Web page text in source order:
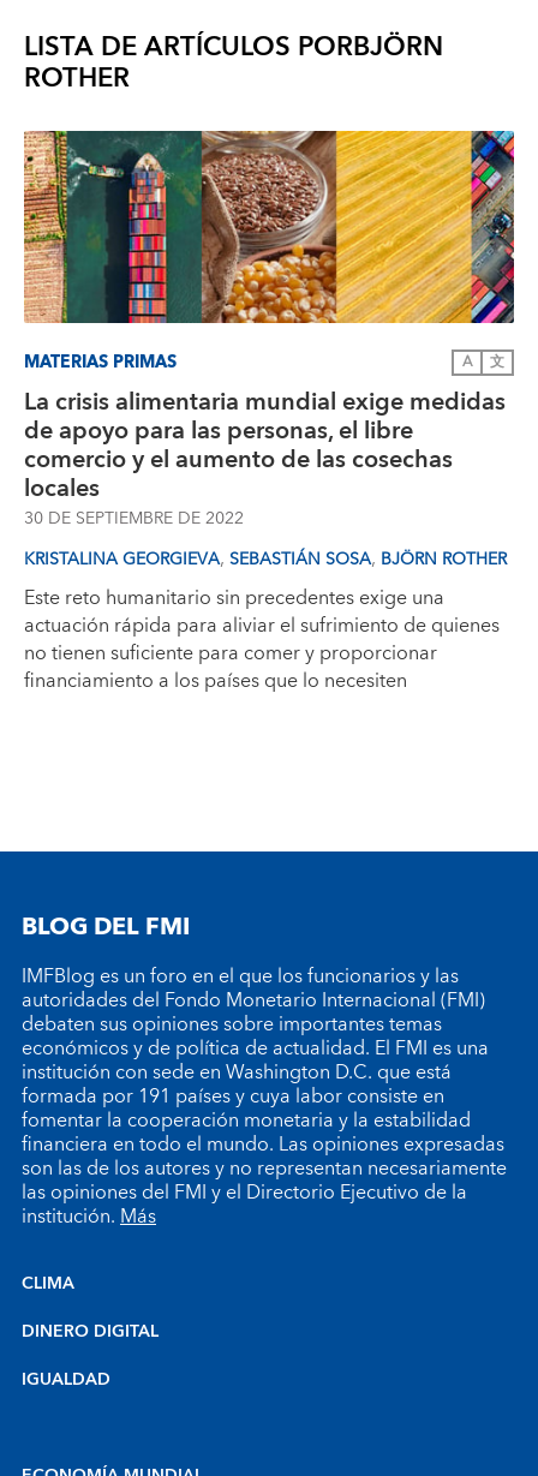
LISTA DE ARTÍCULOS PORBJÖRN
ROTHER
MATERIAS PRIMAS A 文
La crisis alimentaria mundial exige medidas
de apoyo para las personas, el libre
comercio y el aumento de las cosechas
locales
30 DE SEPTIEMBRE DE 2022
KRISTALINA GEORGIEVA, SEBASTIÁN SOSA, BJÖRN ROTHER
Este reto humanitario sin precedentes exige una
actuación rápida para aliviar el sufrimiento de quienes
no tienen suficiente para comer y proporcionar
financiamiento a los países que lo necesiten
BLOG DEL FMI
IMFBlog es un foro en el que los funcionarios y las
autoridades del Fondo Monetario Internacional (FMI)
debaten sus opiniones sobre importantes temas
económicos y de política de actualidad. El FMI es una
institución con sede en Washington D.C. que está
formada por 191 países y cuya labor consiste en
fomentar la cooperación monetaria y la estabilidad
financiera en todo el mundo. Las opiniones expresadas
son las de los autores y no representan necesariamente
las opiniones del FMI y el Directorio Ejecutivo de la
institución.Más
CLIMA
DINERO DIGITAL
IGUALDAD